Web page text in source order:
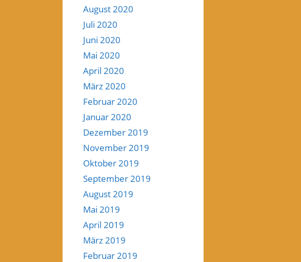
August 2020
Juli 2020
Juni 2020
Mai 2020
April 2020
März 2020
Februar 2020
Januar 2020
Dezember 2019
November 2019
Oktober 2019
September 2019
August 2019
Mai 2019
April 2019
März 2019
Februar 2019